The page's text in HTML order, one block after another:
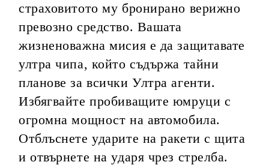
страховитото му бронирано верижно
превозно средство. Вашата
жизненоважна мисия е да защитавате
ултра чипа, който съдържа тайни
планове за всички Ултра агенти.
Избягвайте пробиващите юмруци с
огромна мощност на автомобила.
Отблъснете ударите на ракети с щита
и отвърнете на ударя чрез стрелба.